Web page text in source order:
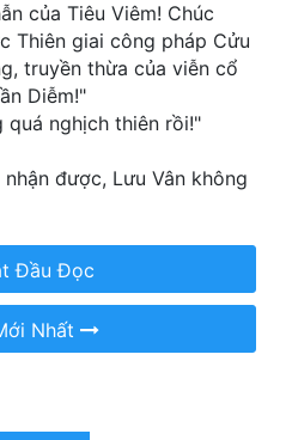
của Tiêu Viêm! Chúc
Thiên giai công pháp Cửu
truyền thừa của viễn cổ
Diễm!"
quá nghịch thiên rồi!"
được, Lưu Vân không
Đầu Đọc
Nhất